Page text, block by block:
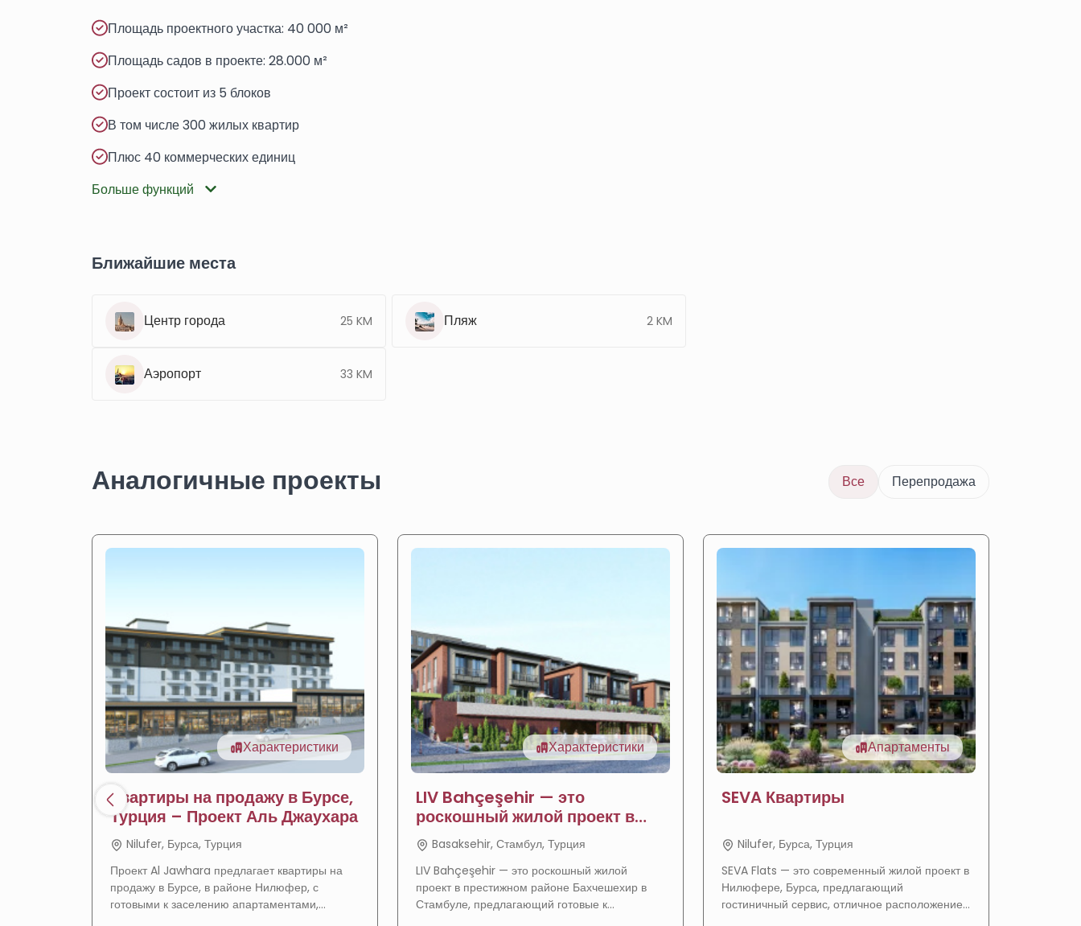
Площадь проектного участка: 40 000 м²
Площадь садов в проекте: 28.000 м²
Проект состоит из 5 блоков
В том числе 300 жилых квартир
Плюс 40 коммерческих единиц
Больше функций
Ближайшие места
Центр города 25 KM Пляж 2 KM
Аэропорт 33 KM
Аналогичные проекты Все Перепродажа
Характеристики
Квартиры на продажу в Бурсе,
Турция – Проект Аль Джаухара
Nilufer, Бурса, Турция
Проект Al Jawhara предлагает квартиры на
продажу в Бурсе, в районе Нилюфер, с
готовыми к заселению апартаментами,
Характеристики
LIV Bahçeşehir — это
роскошный жилой проект в
Стамбуле
Basaksehir, Стамбул, Турция
LIV Bahçeşehir — это роскошный жилой
проект в престижном районе Бахчешехир в
Стамбуле, предлагающий готовые к
Апартаменты
SEVA Квартиры
Nilufer, Бурса, Турция
SEVA Flats — это современный жилой проект в
Нилюфере, Бурса, предлагающий
гостиничный сервис, отличное расположение